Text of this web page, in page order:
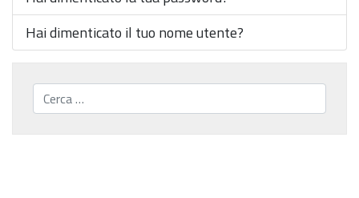
Hai dimenticato il tuo nome utente?
Cerca...